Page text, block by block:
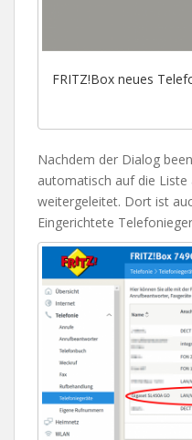
FRITZ!Box neues
Nachdem der Dialog
automatisch auf die
weitergeleitet. Dort ist
Eingerichtete